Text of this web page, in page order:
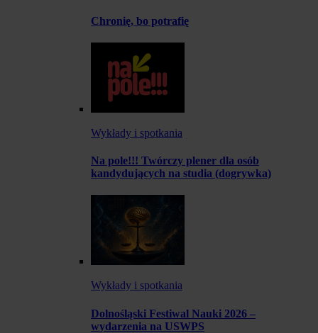
Chronię, bo potrafię
Wykłady i spotkania
Na pole!!! Twórczy plener dla osób
kandydujących na studia (dogrywka)
Wykłady i spotkania
Dolnośląski Festiwal Nauki 2026 –
wydarzenia na USWPS